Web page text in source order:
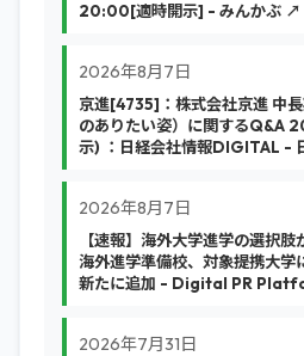
20:00[適時開示] - みんかぶ ↗
2026年8月7日
京進[4735]：株式会社京進 中
のありたい姿）に関するQ&A
示) ：日経会社情報DIGITAL -
2026年8月7日
【速報】海外大学進学の選択
海外進学準備校、対象提携大学
新たに追加 - Digital PR
2026年7月31日